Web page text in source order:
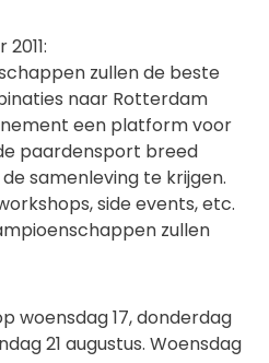
zullen de beste
naar Rotterdam
een platform voor
paardensport breed
samenleving te krijgen.
side events, etc.
zullen
woensdag 17, donderdag
21 augustus. Woensdag